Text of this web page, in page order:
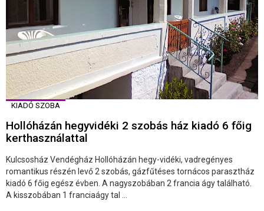
KIADÓ SZOBA
Hollóházán hegyvidéki 2 szobás ház kiadó 6 főig
kerthasználattal
Kulcsosház Vendégház Hollóházán hegy-vidéki, vadregényes
romantikus részén levő 2 szobás, gázfűtéses tornácos parasztház
kiadó 6 főig egész évben. A nagyszobában 2 francia ágy található.
A kisszobában 1 franciaágy tal ...